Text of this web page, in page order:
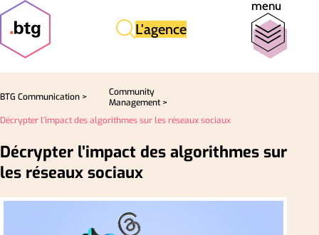
L'agence
menu
BTG Communication >
Community
Management >
Décrypter l’impact des algorithmes sur les réseaux sociaux
Décrypter l’impact des algorithmes sur
les réseaux sociaux